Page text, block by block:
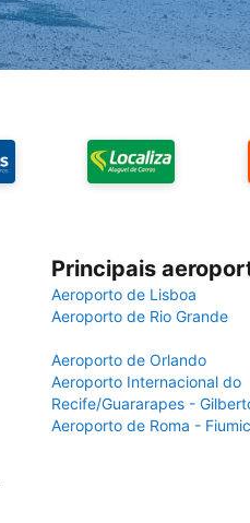
Principais
Aeroporto de Lisboa
Aeroporto de Rio Grande
Aeroporto de Orlando
Aeroporto Internacional do
Recife/Guararapes -
Aeroporto de Roma -